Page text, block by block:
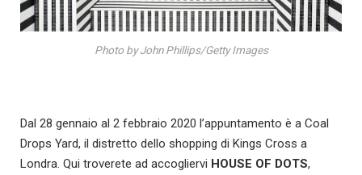
Photo by John Phillips/Getty Images
Dal 28 gennaio al 2 febbraio 2020 l’appuntamento è a Coal
Drops Yard, il distretto dello shopping di Kings Cross a
Londra. Qui troverete ad accogliervi HOUSE OF DOTS,